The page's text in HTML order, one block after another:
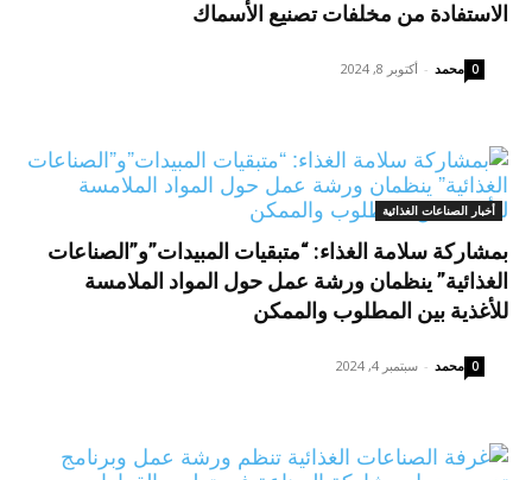
الاستفادة من مخلفات تصنيع الأسماك
محمد - أكتوبر 8, 2024 0
أخبار الصناعات الغذائية
بمشاركة سلامة الغذاء: “متبقيات المبيدات”و”الصناعات
الغذائية” ينظمان ورشة عمل حول المواد الملامسة
للأغذية بين المطلوب والممكن
محمد - سبتمبر 4, 2024 0